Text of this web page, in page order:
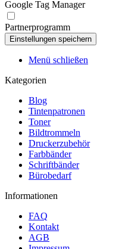
Google Tag Manager
Partnerprogramm
Menü schließen
Kategorien
Blog
Tintenpatronen
Toner
Bildtrommeln
Druckerzubehör
Farbbänder
Schriftbänder
Bürobedarf
Informationen
FAQ
Kontakt
AGB